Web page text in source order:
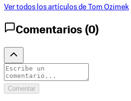
Ver todos los artículos de Tom Ozimek
Comentarios (0)
Comentar